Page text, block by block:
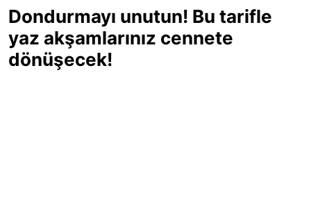
Dondurmayı unutun! Bu tarifle
yaz akşamlarınız cennete
dönüşecek!